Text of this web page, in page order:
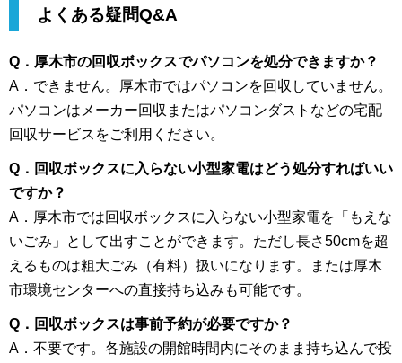
よくある疑問Q&A
Q．厚木市の回収ボックスでパソコンを処分できますか？
A．できません。厚木市ではパソコンを回収していません。
パソコンはメーカー回収またはパソコンダストなどの宅配
回収サービスをご利用ください。
Q．回収ボックスに入らない小型家電はどう処分すればいい
ですか？
A．厚木市では回収ボックスに入らない小型家電を「もえな
いごみ」として出すことができます。ただし長さ50cmを超
えるものは粗大ごみ（有料）扱いになります。または厚木
市環境センターへの直接持ち込みも可能です。
Q．回収ボックスは事前予約が必要ですか？
A．不要です。各施設の開館時間内にそのまま持ち込んで投